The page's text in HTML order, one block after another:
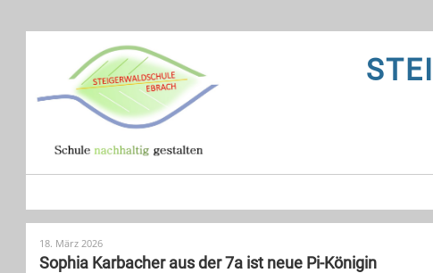
18. März 2026
Sophia Karbacher aus der 7a ist neue Pi-Königin